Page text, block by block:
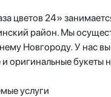
цветов 24»
район. Мы
Новгороду. У нас
оригинальные букеты
услуги